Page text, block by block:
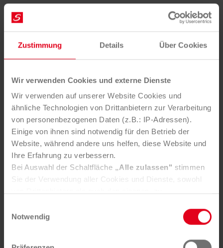
Zustimmung Details Über Cookies
Wir verwenden Cookies und externe Dienste
Wir verwenden auf unserer Website Cookies und
ähnliche Technologien von Drittanbietern zur Verarbeitung
von personenbezogenen Daten (z.B.: IP-Adressen).
Einige von ihnen sind notwendig für den Betrieb der
Website, während andere uns helfen, diese Website und
Ihre Erfahrung zu verbessern.
Bei Auswahl der Schaltfläche „Alle zulassen" stimmen
Sie der Verwendung aller Cookies und Dienste, sowohl
selbst zu entscheiden, welche Cookies-Setzung Sie
Selbstverständlich können Sie über Consent Button in
Notwendig
Weitere Informationen zu SIMPLi RETURN finden Sie
unterwww.simplireturn.com.
DOWNLOAD (PDF)
Kontakt
Bei Presseanfragen wenden Sie sich bitte an:
Mag. Bernadette Triebl-Wurzenberger